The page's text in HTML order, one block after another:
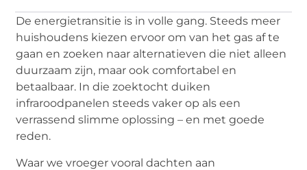
De energietransitie is in volle gang. Steeds meer
huishoudens kiezen ervoor om van het gas af te
gaan en zoeken naar alternatieven die niet alleen
duurzaam zijn, maar ook comfortabel en
betaalbaar. In die zoektocht duiken
infraroodpanelen steeds vaker op als een
verrassend slimme oplossing – en met goede
reden.
Waar we vroeger vooral dachten aan